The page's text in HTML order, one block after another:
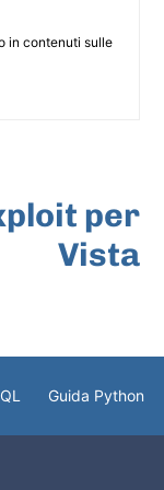
in contenuti sulle
per
Vista
Guida Python